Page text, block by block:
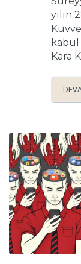
yılın
Kara